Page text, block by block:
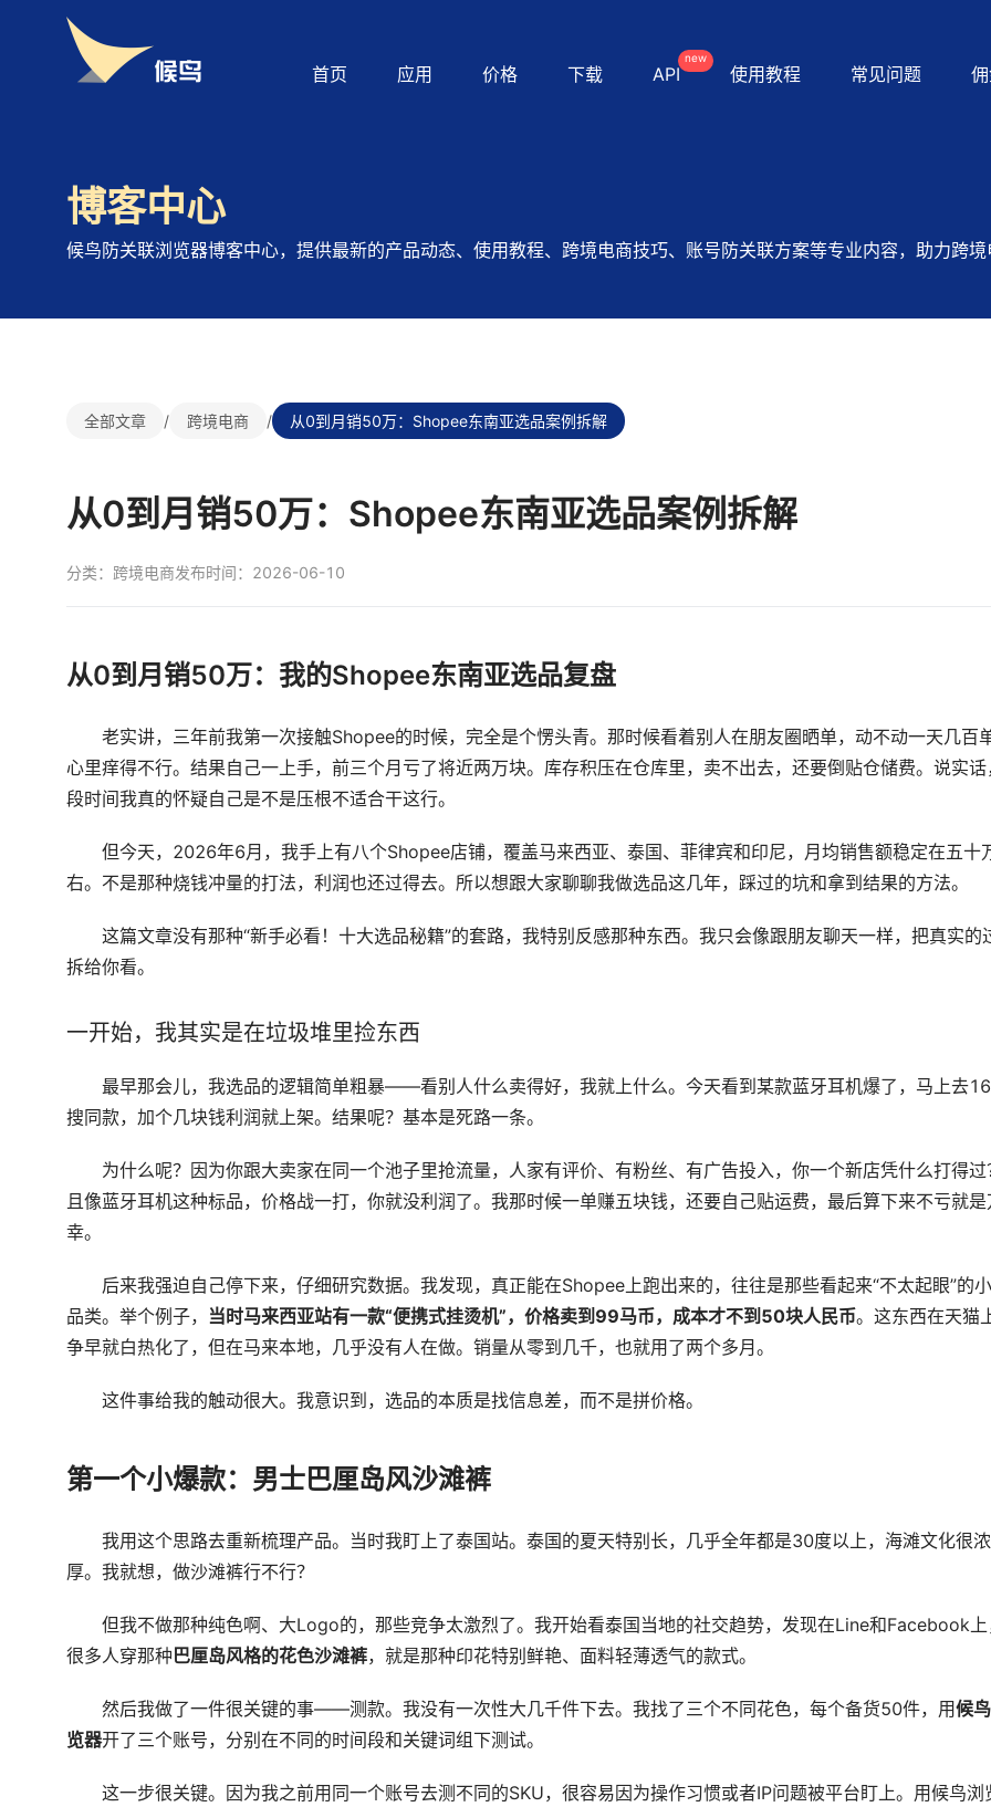
首页 应用 价格 下载 API
new
使用教程 常见问题
博客中心
候鸟防关联浏览器博客中心，提供最新的产品动态、使用教程、跨境电商技巧、账号防关联方案等专业内容，助力跨境
全部文章 / 跨境电商 / 从0到月销50万：Shopee东南亚选品案例拆解
从0到月销50万：Shopee东南亚选品案例拆解
分类： 跨境电商发布时间：2026-06-10
从0到月销50万：我的Shopee东南亚选品复盘
老实讲，三年前我第一次接触Shopee的时候，完全是个愣头青。那时候看着别人在朋友圈晒单，动不动一天几百单
心里痒得不行。结果自己一上手，前三个月亏了将近两万块。库存积压在仓库里，卖不出去，还要倒贴仓储费。说实话
段时间我真的怀疑自己是不是压根不适合干这行。
但今天，2026年6月，我手上有八个Shopee店铺，覆盖马来西亚、泰国、菲律宾和印尼，月均销售额稳定在五十
右。不是那种烧钱冲量的打法，利润也还过得去。所以想跟大家聊聊我做选品这几年，踩过的坑和拿到结果的方法。
这篇文章没有那种“新手必看！十大选品秘籍”的套路，我特别反感那种东西。我只会像跟朋友聊天一样，把真实的
拆给你看。
一开始，我其实是在垃圾堆里捡东西
最早那会儿，我选品的逻辑简单粗暴——看别人什么卖得好，我就上什么。今天看到某款蓝牙耳机爆了，马上去
搜同款，加个几块钱利润就上架。结果呢？基本是死路一条。
为什么呢？因为你跟大卖家在同一个池子里抢流量，人家有评价、有粉丝、有广告投入，你一个新店凭什么打得过
且像蓝牙耳机这种标品，价格战一打，你就没利润了。我那时候一单赚五块钱，还要自己贴运费，最后算下来不亏就是
幸。
后来我强迫自己停下来，仔细研究数据。我发现，真正能在Shopee上跑出来的，往往是那些看起来“不太起眼”的
品类。举个例子， 当时马来西亚站有一款“便携式挂烫机”，价格卖到99马币，成本才不到50块人民币。这东西在天猫
争早就白热化了，但在马来本地，几乎没有人在做。销量从零到几千，也就用了两个多月。
这件事给我的触动很大。我意识到，选品的本质是找信息差，而不是拼价格。
第一个小爆款：男士巴厘岛风沙滩裤
我用这个思路去重新梳理产品。当时我盯上了泰国站。泰国的夏天特别长，几乎全年都是30度以上，海滩文化很浓
厚。我就想，做沙滩裤行不行？
但我不做那种纯色啊、大Logo的，那些竞争太激烈了。我开始看泰国当地的社交趋势，发现在Line和Facebook上
很多人穿那种巴厘岛风格的花色沙滩裤，就是那种印花特别鲜艳、面料轻薄透气的款式。
然后我做了一件很关键的事——测款。我没有一次性大几千件下去。我找了三个不同花色，每个备货50件，用候
览器开了三个账号，分别在不同的时间段和关键词组下测试。
这一步很关键。因为我之前用同一个账号去测不同的SKU，很容易因为操作习惯或者IP问题被平台盯上。用候鸟浏